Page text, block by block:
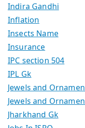
Indira Gandhi
Inflation
Insects Name
Insurance
IPC section 504
IPL Gk
Jewels and
Jewels and
Jharkhand Gk